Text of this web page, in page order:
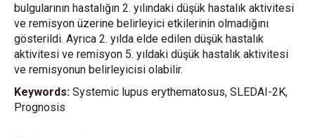
bulgularının hastalığın 2. yılındaki düşük hastalık aktivitesi
ve remisyon üzerine belirleyici etkilerinin olmadığını
gösterildi. Ayrıca 2. yılda elde edilen düşük hastalık
aktivitesi ve remisyon 5. yıldaki düşük hastalık aktivitesi
ve remisyonun belirleyicisi olabilir.
Keywords: Systemic lupus erythematosus, SLEDAI-2K,
Prognosis